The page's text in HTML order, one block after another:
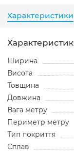
Характеристики
Ширина
Висота
Товщина
Довжина
Вага метру
Периметр метру
Тип покриття
Сплав